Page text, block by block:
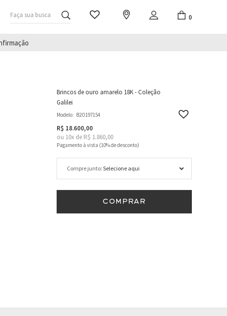
Faça sua busca 0
Brincos de ouro amarelo 18K - Coleção
Galilei
Modelo: B2O197154
R$ 18.600,00
ou 10xde R$ 1.860,00
Compre junto
COMPRAR